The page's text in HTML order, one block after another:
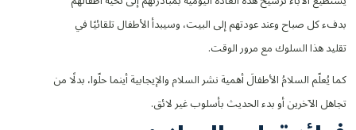
بدفء كل صباح وعند عودتهم إلى البيت، وسيبدأ الأطفال تلقائيًا في
تقليد هذا السلوك مع مرور الوقت.
كما يُعلّم السلامُ الأطفالَ أهمية نشر السلام والإيجابية أينما حلّوا، بدلًا من
تجاهل الآخرين أو بدء الحديث بأسلوب غير لائق.